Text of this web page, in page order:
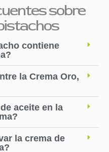
sobre
contiene
la Crema Oro,
aceite en la
la crema de